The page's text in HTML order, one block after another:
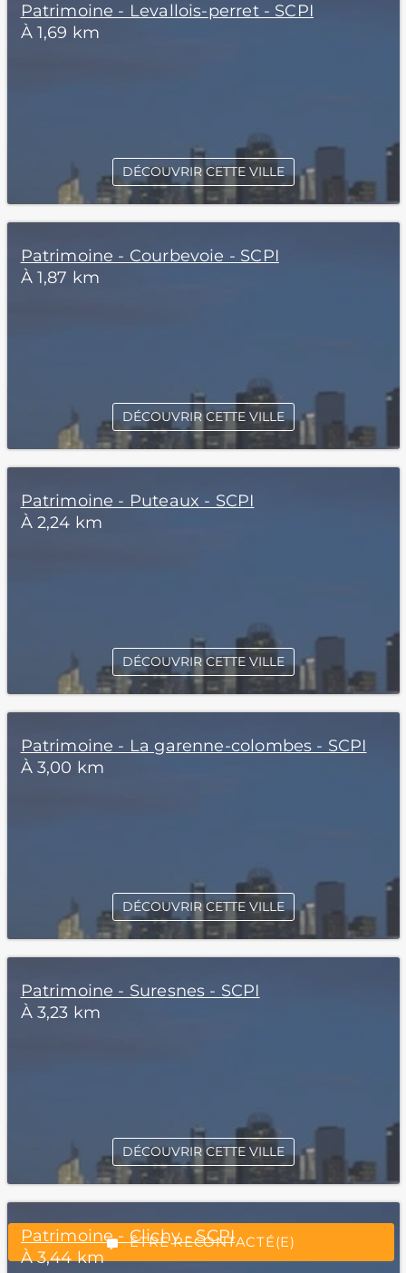
“Excellent”, 165 avis
ÊTRE RECONTACTÉ(E)
Patrimoine - Levallois-perret - SCPI
À 1,69 km
DÉCOUVRIR CETTE VILLE
Patrimoine - Courbevoie - SCPI
À 1,87 km
DÉCOUVRIR CETTE VILLE
Patrimoine - Puteaux - SCPI
À 2,24 km
DÉCOUVRIR CETTE VILLE
Patrimoine - La garenne-colombes - SCPI
À 3,00 km
DÉCOUVRIR CETTE VILLE
Patrimoine - Suresnes - SCPI
À 3,23 km
DÉCOUVRIR CETTE VILLE
Patrimoine - Clichy - SCPI
À 3,44 km